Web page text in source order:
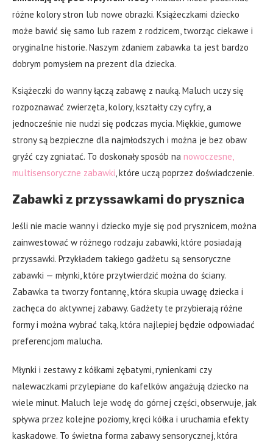
różne kolory stron lub nowe obrazki. Książeczkami dziecko
może bawić się samo lub razem z rodzicem, tworząc ciekawe i
oryginalne historie. Naszym zdaniem zabawka ta jest bardzo
dobrym pomysłem na prezent dla dziecka.
Książeczki do wanny łączą zabawę z nauką. Maluch uczy się
rozpoznawać zwierzęta, kolory, kształty czy cyfry, a
jednocześnie nie nudzi się podczas mycia. Miękkie, gumowe
strony są bezpieczne dla najmłodszych i można je bez obaw
gryźć czy zgniatać. To doskonały sposób na nowoczesne,
multisensoryczne zabawki , które uczą poprzez doświadczenie.
Zabawki z przyssawkami do prysznica
Jeśli nie macie wanny i dziecko myje się pod prysznicem, można
zainwestować w różnego rodzaju zabawki, które posiadają
przyssawki. Przykładem takiego gadżetu są sensoryczne
zabawki — młynki, które przytwierdzić można do ściany.
Zabawka ta tworzy fontannę, która skupia uwagę dziecka i
zachęca do aktywnej zabawy. Gadżety te przybierają różne
formy i można wybrać taką, która najlepiej będzie odpowiadać
preferencjom malucha.
Młynki i zestawy z kółkami zębatymi, rynienkami czy
nalewaczkami przylepiane do kafelków angażują dziecko na
wiele minut. Maluch leje wodę do górnej części, obserwuje, jak
spływa przez kolejne poziomy, kręci kółka i uruchamia efekty
kaskadowe. To świetna forma zabawy sensorycznej, która